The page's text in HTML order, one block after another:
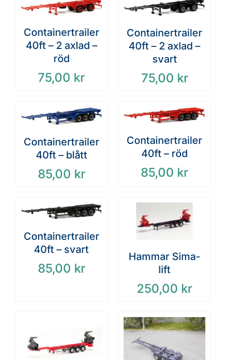
Containertrailer
40ft – 2 axlad –
röd
75,00 kr
Containertrailer
40ft – 2 axlad –
svart
75,00 kr
Containertrailer
40ft – blått
85,00 kr
Containertrailer
40ft – röd
85,00 kr
Containertrailer
40ft – svart
85,00 kr
Hammar Sima-
lift
250,00 kr